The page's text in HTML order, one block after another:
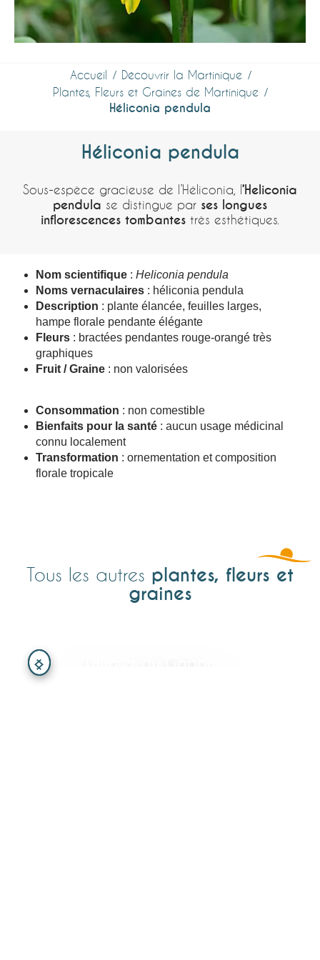
Accueil
Découvrir la Martinique
Plantes, Fleurs et Graines de Martinique
Héliconia pendula
Héliconia pendula
Sous‑espèce gracieuse de l’Héliconia, l ’Heliconia
pendula se distingue par ses longues
inflorescences tombantes très esthétiques.
Nom scientifique : Heliconia pendula
Noms vernaculaires : héliconia pendula
Description : plante élancée, feuilles larges,
hampe florale pendante élégante
Fleurs : bractées pendantes rouge‑orangé très
graphiques
Fruit / Graine : non valorisées
Consommation : non comestible
Bienfaits pour la santé : aucun usage médicinal
connu localement
Transformation : ornementation et composition
florale tropicale
Tous les autres plantes, fleurs et
graines